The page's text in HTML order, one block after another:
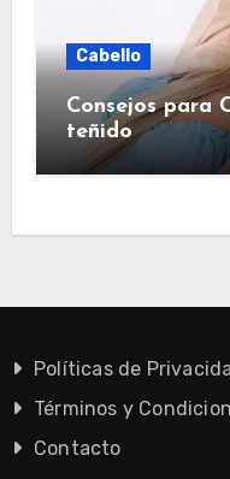
Cabello
Consejos para
teñido
Políticas de
Términos y
Contacto